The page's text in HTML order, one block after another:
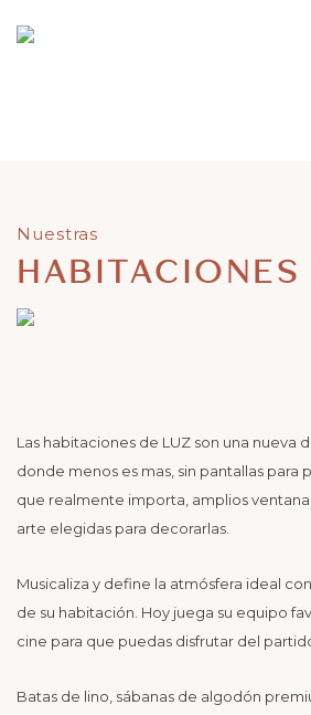
Las habitaciones de LUZ son una nueva
donde menos es mas, sin pantallas
que realmente importa, amplios
arte elegidas para decorarlas.
Musicaliza y define la atmósfera ideal
de su habitación. Hoy juega su equipo
cine para que puedas disfrutar del
Batas de lino, sábanas de algodón
Nuestras
HABITACIONES